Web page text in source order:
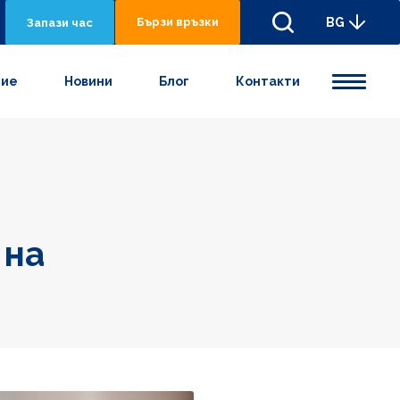
Запази час Бързи връзки BG
Новини Блог Контакти